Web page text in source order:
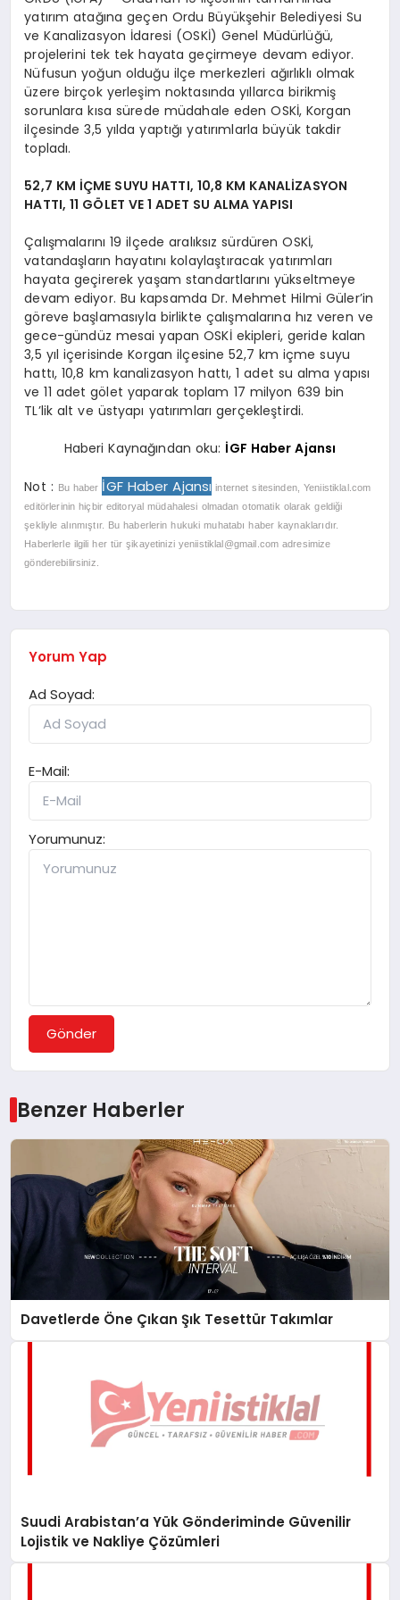
yatırım atağına geçen Ordu Büyükşehir Belediyesi Su
ve Kanalizasyon İdaresi (OSKİ) Genel Müdürlüğü,
projelerini tek tek hayata geçirmeye devam ediyor.
Nüfusun yoğun olduğu ilçe merkezleri ağırlıklı olmak
üzere birçok yerleşim noktasında yıllarca birikmiş
sorunlara kısa sürede müdahale eden OSKİ, Korgan
ilçesinde 3,5 yılda yaptığı yatırımlarla büyük takdir
topladı.
52,7 KM İÇME SUYU HATTI, 10,8 KM KANALİZASYON
HATTI, 11 GÖLET VE 1 ADET SU ALMA YAPISI
Çalışmalarını 19 ilçede aralıksız sürdüren OSKİ,
vatandaşların hayatını kolaylaştıracak yatırımları
hayata geçirerek yaşam standartlarını yükseltmeye
devam ediyor. Bu kapsamda Dr. Mehmet Hilmi Güler’in
göreve başlamasıyla birlikte çalışmalarına hız veren ve
gece-gündüz mesai yapan OSKİ ekipleri, geride kalan
3,5 yıl içerisinde Korgan ilçesine 52,7 km içme suyu
hattı, 10,8 km kanalizasyon hattı, 1 adet su alma yapısı
ve 11 adet gölet yaparak toplam 17 milyon 639 bin
TL’lik alt ve üstyapı yatırımları gerçekleştirdi.
Haberi Kaynağından oku: İGF Haber Ajansı
Not : Bu haber İGF Haber Ajansı internet sitesinden, Yeniistiklal.com
editörlerinin hiçbir editoryal müdahalesi olmadan otomatik olarak geldiği
şekliyle alınmıştır. Bu haberlerin hukuki muhatabı haber kaynaklarıdır.
Haberlerle ilgili her tür şikayetinizi yeniistiklal@gmail.com adresimize
gönderebilirsiniz.
Yorum Yap
Ad Soyad:
E-Mail:
Yorumunuz:
Gönder
Benzer Haberler
Davetlerde Öne Çıkan Şık Tesettür Takımlar
Suudi Arabistan’a Yük Gönderiminde Güvenilir
Lojistik ve Nakliye Çözümleri